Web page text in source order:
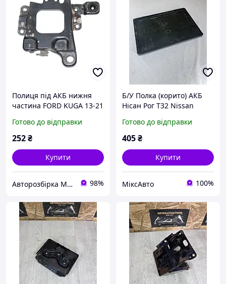
Полиця під АКБ нижня
частина FORD KUGA 13-21
R6K034-AB,
AV61R6K034AB)
Готово до відправки
252₴
Купити
Авторозбірка Мікроавтобусів 98%
Б/У Полка (корито) АКБ
Нісан Рог T32 Nissan
Готово до відправки
405₴
Купити
МіксАвто 100%